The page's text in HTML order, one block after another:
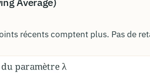
récents comptent plus. Pas de